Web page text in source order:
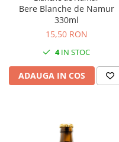
Bere Blanche de Namur
330ml
15,50 RON
4IN STOC
ADAUGA IN COS